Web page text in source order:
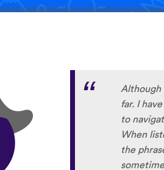
Although
far. I
to
When
the